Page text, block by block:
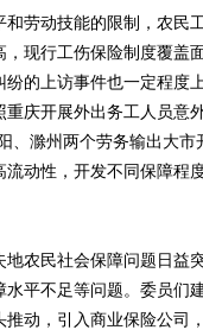
动技能的限制，农民
现行工伤保险制度覆盖
的上访事件也一定程度
庆开展外出务工人员意
、滁州两个劳务输出大
动性，开发不同保障程
民社会保障问题日益
平不足等问题。委员们
动，引入商业保险公司